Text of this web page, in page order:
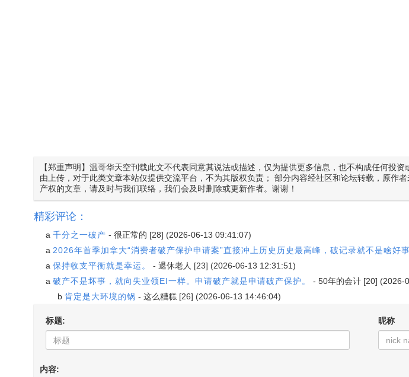
【郑重声明】温哥华天空刊载此文不代表同意其说法或描述，仅为提供更多信息，也不构成任何投
由上传，对于此类文章本站仅提供交流平台，不为其版权负责； 部分内容经社区和论坛转载，原作
产权的文章，请及时与我们联络，我们会及时删除或更新作者。谢谢！
精彩评论：
a 千分之一破产 - 很正常的 [28] (2026-06-13 09:41:07)
a 2026年首季加拿大“消费者破产保护申请案”直接冲上历史历史最高峰，破记录就不是啥好事
a 保持收支平衡就是幸运。 - 退休老人 [23] (2026-06-13 12:31:51)
a 破产不是坏事，就向失业领EI一样。申请破产就是申请破产保护。 - 50年的会计 [20] (2026-
b 肯定是大环境的锅 - 这么糟糕 [26] (2026-06-13 14:46:04)
标题: 昵称
内容: